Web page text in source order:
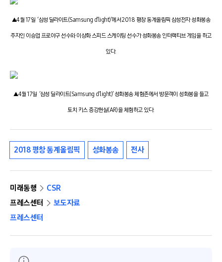
▲4월 17일 ‘삼성 딜라이트(Samsung d’light)’에서 2018 평창 동계올림픽 삼성전자 성화봉송
주자인 이승엽 프로야구 선수와 이상화 스피드 스케이팅 선수가 성화봉송 인터랙티브 게임을 하고
있다.
▲4월 17일 ‘삼성 딜라이트(Samsung d’light)’ 성화봉송 체험존에서 방문객이 성화봉을 들고
토치 키스 증강현실(AR)을 체험하고 있다.
2018 평창 동계올림픽 성화봉송 전사
미래동행
CSR
프레스센터
보도자료
프레스센터